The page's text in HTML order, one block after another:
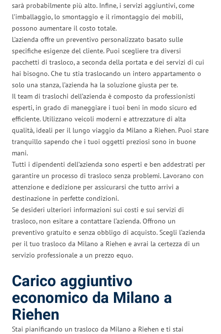
sarà probabilmente più alto. Infine, i servizi aggiuntivi, come
l’imballaggio, lo smontaggio e il rimontaggio dei mobili,
possono aumentare il costo totale.
L’azienda offre un preventivo personalizzato basato sulle
specifiche esigenze del cliente. Puoi scegliere tra diversi
pacchetti di trasloco, a seconda della portata e dei servizi di cui
hai bisogno. Che tu stia traslocando un intero appartamento o
solo una stanza, l’azienda ha la soluzione giusta per te.
Il team di traslochi dell’azienda è composto da professionisti
esperti, in grado di maneggiare i tuoi beni in modo sicuro ed
efficiente. Utilizzano veicoli moderni e attrezzature di alta
qualità, ideali per il lungo viaggio da Milano a Riehen. Puoi stare
tranquillo sapendo che i tuoi oggetti preziosi sono in buone
mani.
Tutti i dipendenti dell’azienda sono esperti e ben addestrati per
garantire un processo di trasloco senza problemi. Lavorano con
attenzione e dedizione per assicurarsi che tutto arrivi a
destinazione in perfette condizioni.
Se desideri ulteriori informazioni sui costi e sui servizi di
trasloco, non esitare a contattare l’azienda. Offrono un
preventivo gratuito e senza obbligo di acquisto. Scegli l’azienda
per il tuo trasloco da Milano a Riehen e avrai la certezza di un
servizio professionale a un prezzo equo.
Carico aggiuntivo
economico da Milano a
Riehen
Stai pianificando un trasloco da Milano a Riehen e ti stai